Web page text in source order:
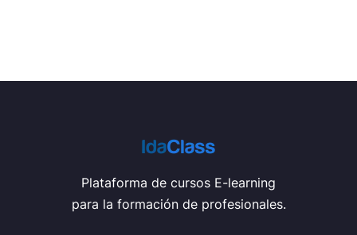
Plataforma de cursos E-learning
para la formación de profesionales.